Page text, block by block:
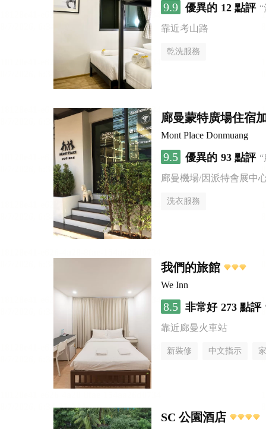
9.9 優異的 12 點評
靠近考山路
乾洗服務
廊曼蒙特廣場住宿
Mont Place Donmuang
9.5 優異的 93 點評
廊曼機場/因派特會展中
洗衣服務
我們的旅館
We Inn
8.5 非常好 273 點評
靠近廊曼火車站
新裝修 中文指示
SC 公園酒店